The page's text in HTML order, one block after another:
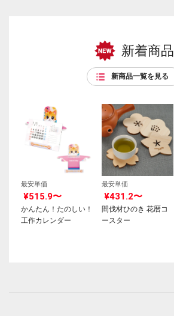
新着商品
新商品一覧を見る
最安単価
¥515.9〜
かんたん！たのしい！
工作カレンダー
最安単価
¥431.2〜
間伐材ひのき 花暦コ
ースター